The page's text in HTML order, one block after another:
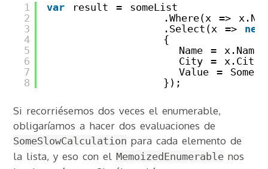
1
2
3
4
5
6
7
8
var
result = someList
.Where(x =>
.Select(x => new
{
Name =
City = x.City,
Value =
});
Si recorriésemos dos veces el enumerable,
obligaríamos a hacer dos evaluaciones de
SomeSlowCalculation para cada elemento de
la lista, y eso con elMemoizedEnumerable nos